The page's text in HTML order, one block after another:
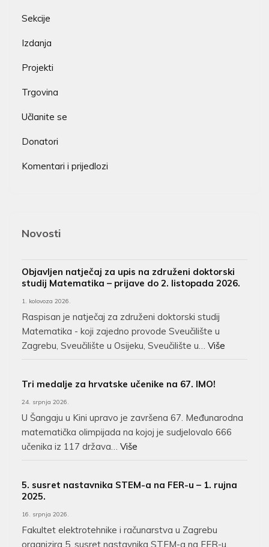
Sekcije
Izdanja
Projekti
Trgovina
Učlanite se
Donatori
Komentari i prijedlozi
Novosti
Objavljen natječaj za upis na združeni doktorski
studij Matematika – prijave do 2. listopada 2026.
1. kolovoza 2026.
Raspisan je natječaj za združeni doktorski studij
Matematika - koji zajedno provode Sveučilište u
Zagrebu, Sveučilište u Osijeku, Sveučilište u… Više
Tri medalje za hrvatske učenike na 67. IMO!
24. srpnja 2026.
U Šangaju u Kini upravo je završena 67. Međunarodna
matematička olimpijada na kojoj je sudjelovalo 666
učenika iz 117 država… Više
5. susret nastavnika STEM-a na FER-u – 1. rujna
2025.
16. srpnja 2026.
Fakultet elektrotehnike i računarstva u Zagrebu
organizira 5. susret nastavnika STEM-a na FER-u.